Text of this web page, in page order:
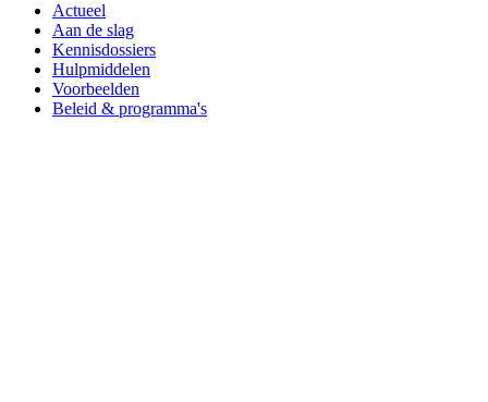
Actueel
Aan de slag
Kennisdossiers
Hulpmiddelen
Voorbeelden
Beleid & programma's